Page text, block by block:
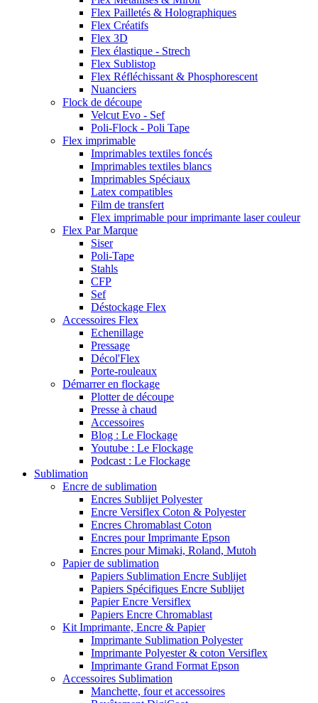
Flex Pailletés & Holographiques
Flex Créatifs
Flex 3D
Flex élastique - Strech
Flex Sublistop
Flex Réfléchissant & Phosphorescent
Nuanciers
Flock de découpe
Velcut Evo - Sef
Poli-Flock - Poli Tape
Flex imprimable
Imprimables textiles foncés
Imprimables textiles blancs
Imprimables Spéciaux
Latex compatibles
Film de transfert
Flex imprimable pour imprimante laser couleur
Flex Par Marque
Siser
Poli-Tape
Stahls
CFP
Sef
Déstockage Flex
Accessoires Flex
Echenillage
Pressage
Décol'Flex
Porte-rouleaux
Démarrer en flockage
Plotter de découpe
Presse à chaud
Accessoires
Blog : Le Flockage
Youtube : Le Flockage
Podcast : Le Flockage
Sublimation
Encre de sublimation
Encres Sublijet Polyester
Encre Versiflex Coton & Polyester
Encres Chromablast Coton
Encres pour Imprimante Epson
Encres pour Mimaki, Roland, Mutoh
Papier de sublimation
Papiers Sublimation Encre Sublijet
Papiers Spécifiques Encre Sublijet
Papier Encre Versiflex
Papiers Encre Chromablast
Kit Imprimante, Encre & Papier
Imprimante Sublimation Polyester
Imprimante Polyester & coton Versiflex
Imprimante Grand Format Epson
Accessoires Sublimation
Manchette, four et accessoires